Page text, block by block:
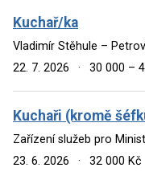
Kuchař/ka
Vladimír Stěhule –
22. 7. 2026
· 30 000 –
Kuchaři (kromě
Zařízení služeb pro
23. 6. 2026
· 32 000 Kč